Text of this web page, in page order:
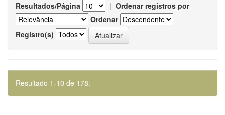
Resultados/Página | Ordenar registros por
Ordenar
Registro(s)
Resultado 1-10 de 178.